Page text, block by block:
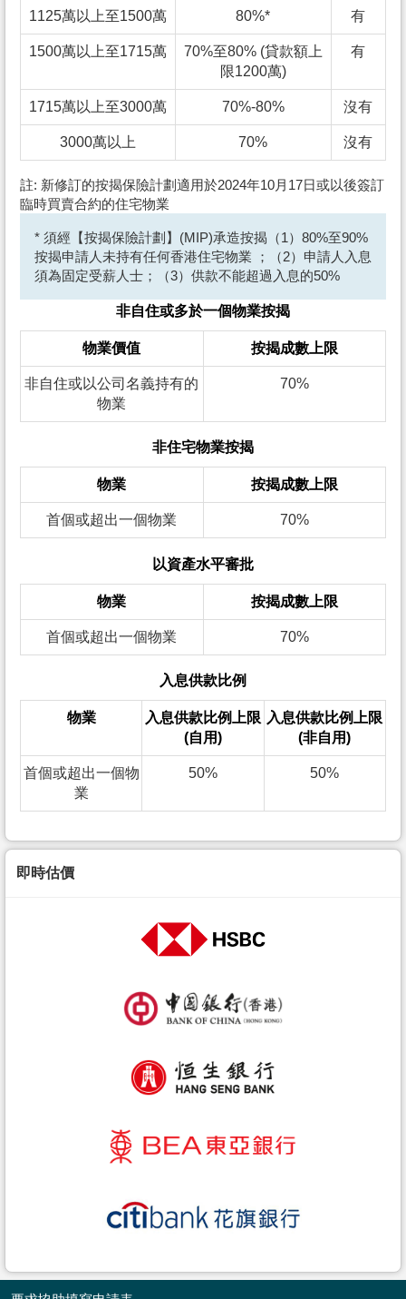
1125萬以上至1500萬 80%* 有
1500萬以上至1715萬
70%至80% (貸款額上
限1200萬)
有
1715萬以上至3000萬 70%-80% 沒有
3000萬以上 70% 沒有
註: 新修訂的按揭保險計劃適用於2024年10月17日或以後簽訂
臨時買賣合約的住宅物業
* 須經【按揭保險計劃】(MIP)承造按揭（1）80%至90%
按揭申請人未持有任何香港住宅物業 ；（2）申請人入息
須為固定受薪人士；（3）供款不能超過入息的50%
非自住或多於一個物業按揭
物業價值 按揭成數上限
非自住或以公司名義持有的
物業
70%
非住宅物業按揭
物業 按揭成數上限
首個或超出一個物業 70%
以資產水平審批
物業 按揭成數上限
首個或超出一個物業 70%
入息供款比例
物業
入息供款比例上限
(自用)
入息供款比例上限
(非自用)
首個或超出一個物
業
50% 50%
即時估價